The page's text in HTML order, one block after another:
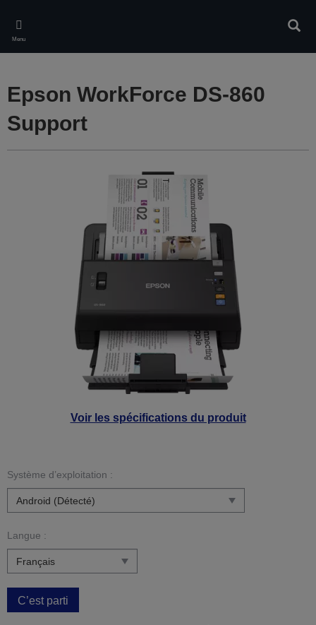
main
content
Menu
Voir les spécifications du produit
Epson WorkForce DS-860
Support
Système d’exploitation :
Langue :
C’est parti